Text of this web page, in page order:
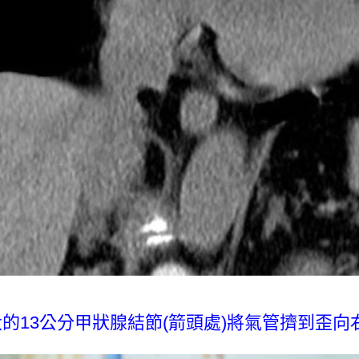
13公分甲狀腺結節(箭頭處)將氣管擠到歪向